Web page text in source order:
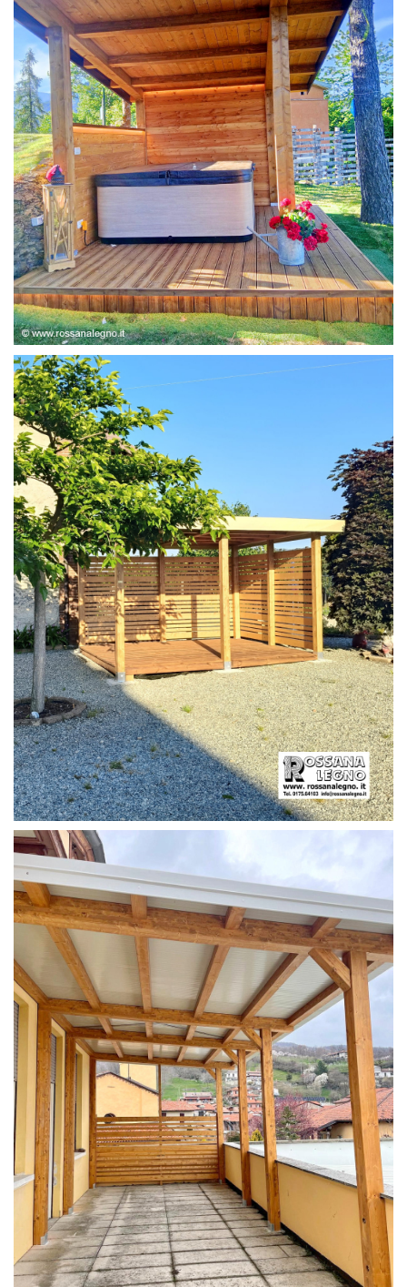
STRUTTURA ABETE LAMELLARE, RIVESTIMENTO IN
LARICE,
PERGOLA CON PAVIMENTO E FRANGIVISTA